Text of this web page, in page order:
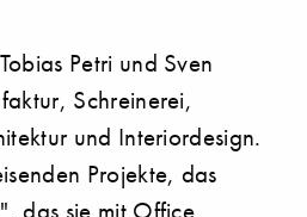
Petri und Sven
Schreinerei,
und Interiordesign.
Projekte, das
das sie mit Office